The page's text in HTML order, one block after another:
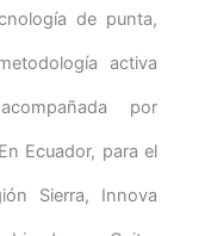
de punta,
activa
por
Ecuador, para el
Sierra, Innova